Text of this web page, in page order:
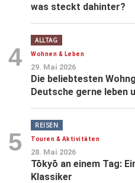
was steckt dahinter?
4
ALLTAG
Wohnen & Leben
29. Mai 2026
Die beliebtesten
Deutsche gerne leben
5
REISEN
Touren & Aktivitäten
28. Mai 2026
Tōkyō an einem Tag:
Klassiker